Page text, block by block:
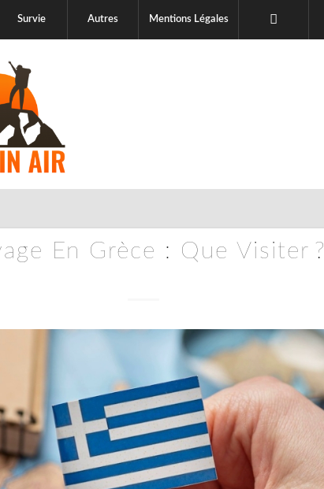
Survie Autres Mentions Légales
En Grèce : Que Visiter ?